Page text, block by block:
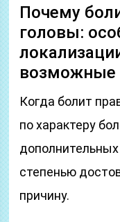
Почему
головы:
возможные
Когда болит
по характеру
степенью
причину.